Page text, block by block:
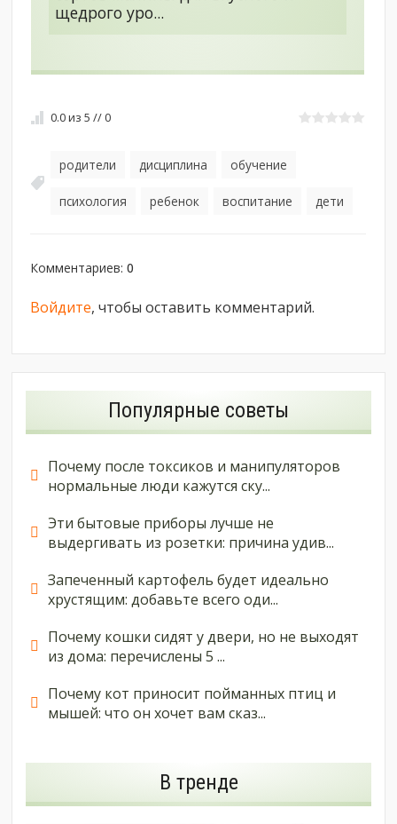
щедрого уро...
0.0из5 // 0
родители дисциплина обучение
психология ребенок воспитание дети
Комментариев:0
Войдите, чтобы оставить комментарий.
Популярные советы
Почему после токсиков и манипуляторов
нормальные люди кажутся ску...
Эти бытовые приборы лучше не
выдергивать из розетки: причина удив...
Запеченный картофель будет идеально
хрустящим: добавьте всего оди...
Почему кошки сидят у двери, но не выходят
из дома: перечислены 5 ...
Почему кот приносит пойманных птиц и
мышей: что он хочет вам сказ...
В тренде